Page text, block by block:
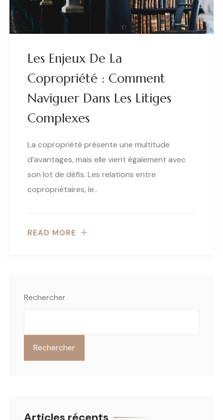
Les Enjeux De La
Copropriété : Comment
Naviguer Dans Les Litiges
Complexes
La copropriété présente une multitude
d’avantages, mais elle vient également avec
son lot de défis. Les relations entre
copropriétaires, le..
READ MORE
Rechercher
Rechercher